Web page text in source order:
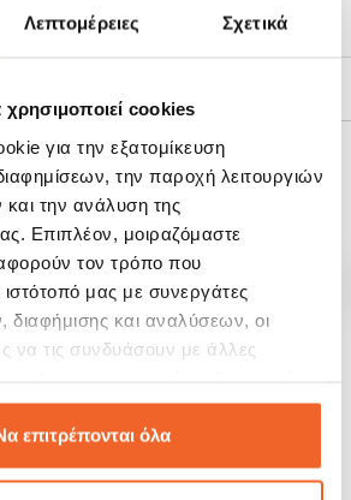
Λεπτομέρειες Σχετικά
cookies
για την εξατομίκευση
την παροχή λειτουργιών
την ανάλυση της
Επιπλέον, μοιραζόμαστε
τον τρόπο που
ιστότοπό μας με συνεργάτες
διαφήμισης και αναλύσεων, οι
να τις συνδυάσουν με άλλες
σχέση με την από μέρους σας χρήση
επιτρέπονται όλα
ΠΡΟΪΌΝΤΑ